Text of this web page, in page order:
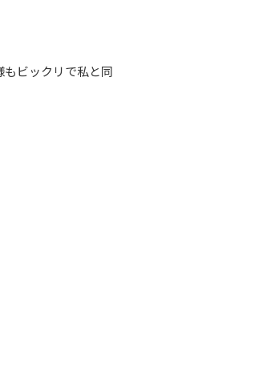
ビックリで私と同